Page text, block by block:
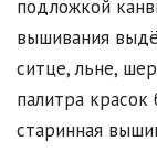
подложкой
вышивания
ситце, льне,
палитра
старинная